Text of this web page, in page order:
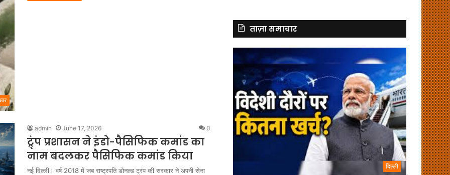
admin June 17, 2026 0
ट्र्ंप प्रशासन ने इंडो-पैसिफिक कमांड का
नाम बदलकर पैसिफिक कमांड किया
नई दिल्ली। वर्ष 2018 में जब राष्ट्रपति डोनल्ड ट्रंप की सरकार ने अपनी सेना
ताज़ा समाचार
दिल्ली